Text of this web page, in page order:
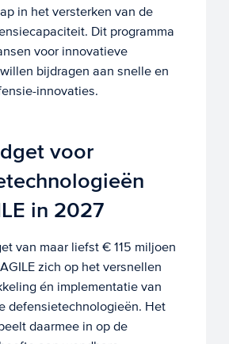
in het versterken van de
Dit programma
voor innovatieve
bijdragen aan snelle en
innovaties.
voor
in 2027
van maar liefst € 115 miljoen
zich op het versnellen
én implementatie van
defensietechnologieën. Het
daarmee in op de